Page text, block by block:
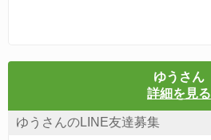
ゆうさん
詳細を見る
ゆうさんのLINE友達募集